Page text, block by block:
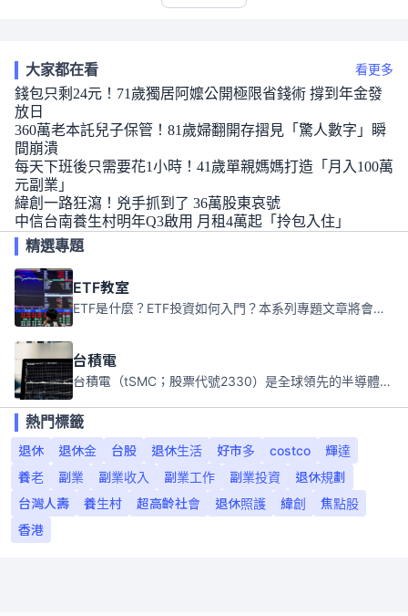
大家都在看 看更多
錢包只剩24元！71歲獨居阿嬤公開極限省錢術 撐到年金發
放日
360萬老本託兒子保管！81歲婦翻開存摺見「驚人數字」瞬
間崩潰
每天下班後只需要花1小時！41歲單親媽媽打造「月入100萬
元副業」
緯創一路狂瀉！兇手抓到了 36萬股東哀號
中信台南養生村明年Q3啟用 月租4萬起「拎包入住」
精選專題
ETF教室
ETF是什麼？ETF投資如何入門？本系列專題文章將會告訴你新手必須知道的ETF基礎知識。
台積電
台積電（tSMC；股票代號2330）是全球領先的半導體代工公司，成立於1987年，總部位於台灣新竹。且已於美國、日本、德國及中國設廠，台積電是全球首家專業積體電路製造服務公司，也是全球最先進和最大規模的半導體代工廠。
熱門標籤
退休
退休金 台股 退休生活 好市多 costco
輝達
養老
副業 副業收入 副業工作 副業投資
退休規劃
台灣人壽
養生村 超高齡社會 退休照護 緯創
焦點股
香港